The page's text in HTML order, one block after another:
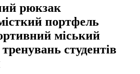
рюкзак
портфель
міський
студентів